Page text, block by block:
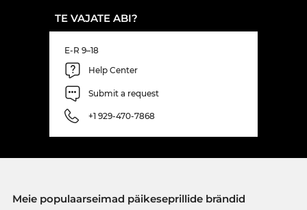
TE VAJATE ABI?
E-R 9–18
Help Center
Submit a request
+1 929-470-7868
Meie populaarseimad päikeseprillide brändid